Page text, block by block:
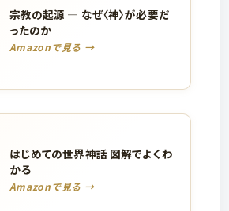
宗教の起源 ― なぜ〈神〉が必要だ
ったのか
Amazonで見る →
はじめての世界神話 図解でよくわ
かる
Amazonで見る →